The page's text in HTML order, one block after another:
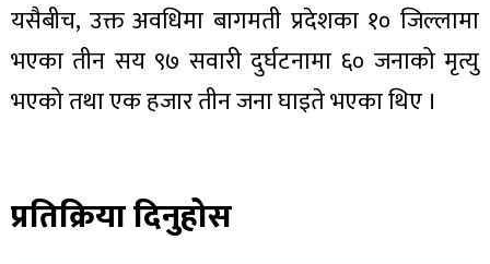
यसैबीच, उक्त अवधिमा बागमती प्रदेशका १० जिल्लामा
भएका तीन सय ९७ सवारी दुर्घटनामा ६० जनाको मृत्यु
भएको तथा एक हजार तीन जना घाइते भएका थिए ।
प्रतिक्रिया दिनुहोस